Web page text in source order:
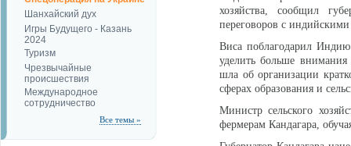
Шанхайский дух
Игры Будущего - Казань
2024
Туризм
Чрезвычайные
происшествия
Международное
сотрудничество
Все темы »
хозяйства, сообщил
переговоров с
Виса поблагодарил
уделить больше
шла об организации
сферах образования и
Министр сельского
фермерам Кандагара,